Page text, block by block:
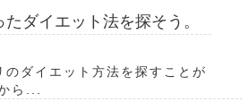
ダイエット法を探そう。
ダイエット方法を探すことが
ら...